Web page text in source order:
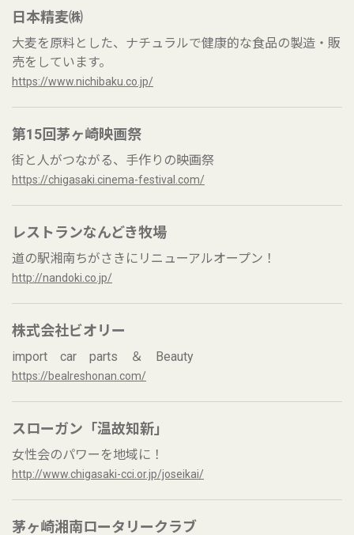
日本精麦㈱
大麦を原料とした、ナチュラルで健康的な食品の製造・販
売をしています。
https://www.nichibaku.co.jp/
第15回茅ヶ崎映画祭
街と人がつながる、手作りの映画祭
https://chigasaki.cinema-festival.com/
レストランなんどき牧場
道の駅湘南ちがさきにリニューアルオープン！
http://nandoki.co.jp/
株式会社ビオリー
import car parts ＆ Beauty
https://bealreshonan.com/
スローガン「温故知新」
女性会のパワーを地域に！
http://www.chigasaki-cci.or.jp/joseikai/
茅ヶ崎湘南ロータリークラブ